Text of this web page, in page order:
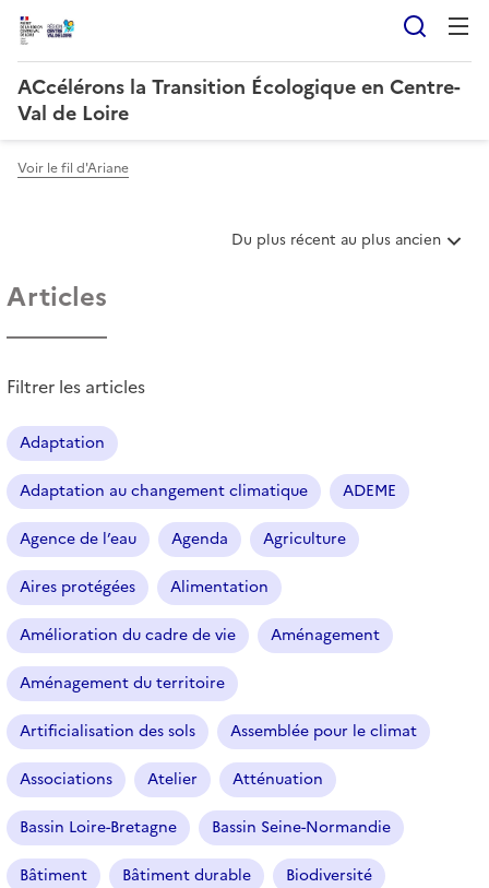
ACcélérons la Transition Écologique en Centre-
Val de Loire
Voir le fil d'Ariane
T
i
c
l
s
Du plus récent au plus ancien
Articles
Filtrer les articles
Adaptation
Adaptation au changement climatique ADEME
Agence de l’eau Agenda Agriculture
Aires protégées Alimentation
Amélioration du cadre de vie Aménagement
Aménagement du territoire
Artificialisation des sols Assemblée pour le climat
Associations Atelier Atténuation
Bassin Loire-Bretagne Bassin Seine-Normandie
Bâtiment Bâtiment durable Biodiversité